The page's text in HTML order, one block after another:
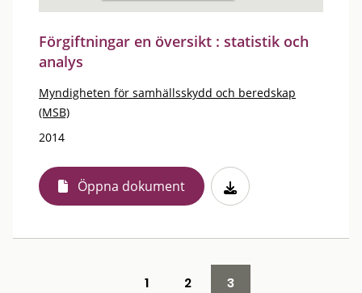
Förgiftningar en översikt : statistik och
analys
Myndigheten för samhällsskydd och beredskap
(MSB)
2014
Öppna dokument
1 2 3